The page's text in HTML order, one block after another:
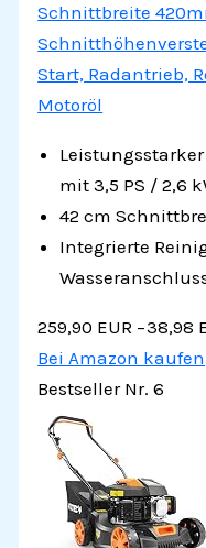
Schnittbreite
Start, Radantrieb,
Motoröl
mit 3,5 PS / 2,6
42 cm
Integrierte
259,90 EUR −38,98
Bei Amazon kaufen
Bestseller Nr. 6